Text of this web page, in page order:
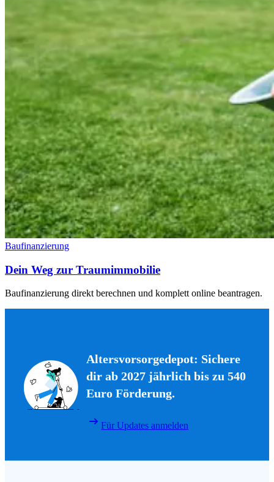
Baufinanzierung
Dein Weg zur Traumimmobilie
Baufinanzierung direkt berechnen und komplett online beantragen.
Altersvorsorgedepot: Sichere
dir ab 2027 jährlich bis zu 540
Euro Förderung.
Für Updates anmelden